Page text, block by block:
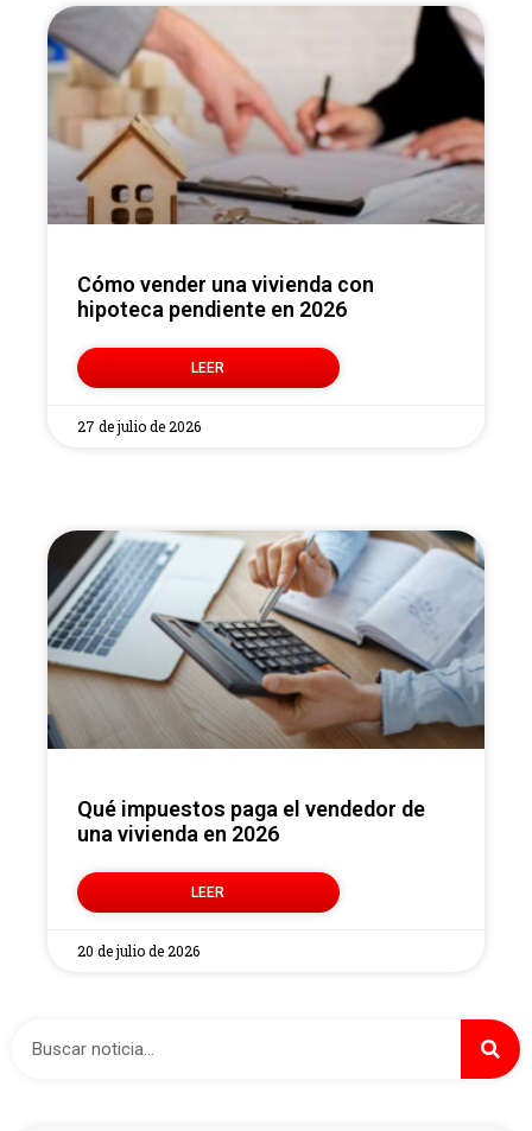
Cómo vender una vivienda con
hipoteca pendiente en 2026
LEER
27 de julio de 2026
Qué impuestos paga el vendedor de
una vivienda en 2026
LEER
20 de julio de 2026